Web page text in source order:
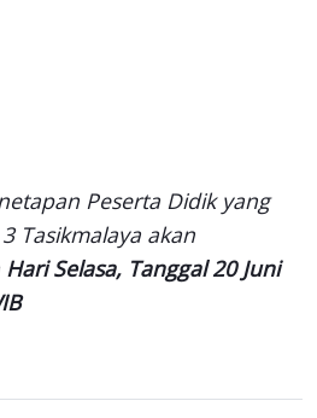
Peserta Didik yang
Tasikmalaya akan
Hari Selasa, Tanggal 20 Juni